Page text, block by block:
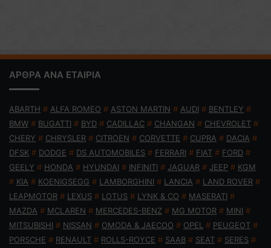
ΑΡΘΡΑ ΑΝΑ ΕΤΑΙΡΙΑ
ABARTH # ALFA ROMEO # ASTON MARTIN # AUDI # BENTLEY #
BMW # BUGATTI # BYD # CADILLAC # CHANGAN # CHEVROLET #
CHERY # CHRYSLER # CITROEN # CORVETTE # CUPRA # DACIA #
DFSK # DODGE # DS AUTOMOBILES # FERRARI # FIAT # FORD #
GEELY # HONDA # HYUNDAI # INFINITI # JAGUAR # JEEP # KGM
# KIA # KOENIGSEGG # LAMBORGHINI # LANCIA # LAND ROVER #
LEAPMOTOR # LEXUS # LOTUS # LYNK & CO # MASERATI #
MAZDA # MCLAREN # MERCEDES-BENZ # MG MOTOR # MINI #
MITSUBISHI # NISSAN # OMODA & JAECOO # OPEL # PEUGEOT #
PORSCHE # RENAULT # ROLLS-ROYCE # SAAB # SEAT # SERES #